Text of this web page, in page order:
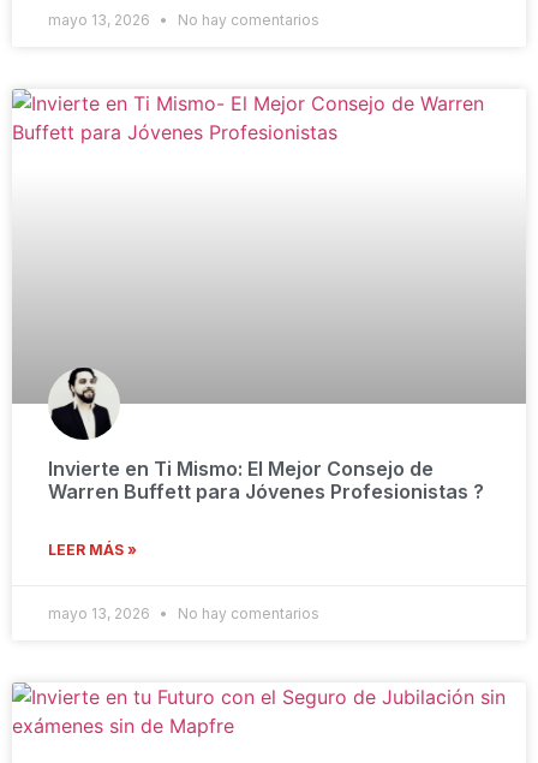
mayo 13, 2026 No hay comentarios
Invierte en Ti Mismo: El Mejor Consejo de
Warren Buffett para Jóvenes Profesionistas ?
LEER MÁS »
mayo 13, 2026 No hay comentarios